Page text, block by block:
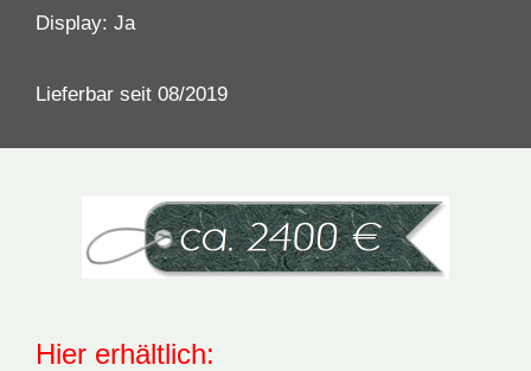
Display: Ja
Lieferbar seit 08/2019
Hier erhältlich: